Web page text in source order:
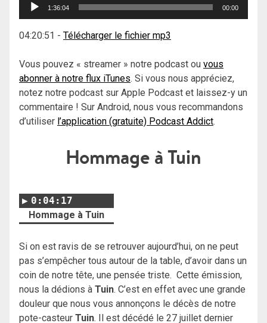
1:36:04 00:00
04:20:51 - Télécharger le fichier mp3
Vous pouvez « streamer » notre podcast ou vous
abonner à notre flux iTunes. Si vous nous appréciez,
notez notre podcast sur Apple Podcast et laissez-y un
commentaire ! Sur Android, nous vous recommandons
d’utiliser l’application (gratuite) Podcast Addict.
Hommage à Tuin
0:04:17
Hommage à Tuin
Si on est ravis de se retrouver aujourd’hui, on ne peut
pas s’empêcher tous autour de la table, d’avoir dans un
coin de notre tête, une pensée triste. Cette émission,
nous la dédions à Tuin. C’est en effet avec une grande
douleur que nous vous annonçons le décès de notre
pote-casteur Tuin. Il est décédé le 27 juillet dernier